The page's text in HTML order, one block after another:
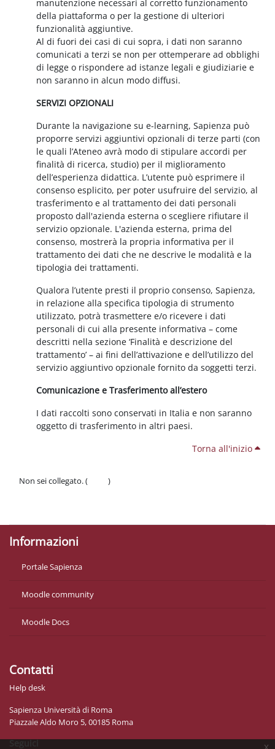
x
manutenzione necessari al corretto funzionamento
della piattaforma o per la gestione di ulteriori
funzionalità aggiuntive.
Al di fuori dei casi di cui sopra, i dati non saranno
comunicati a terzi se non per ottemperare ad obblighi
di legge o rispondere ad istanze legali e giudiziarie e
non saranno in alcun modo diffusi.
SERVIZI OPZIONALI
Durante la navigazione su e-learning, Sapienza può
proporre servizi aggiuntivi opzionali di terze parti (con
le quali l’Ateneo avrà modo di stipulare accordi per
finalità di ricerca, studio) per il miglioramento
dell’esperienza didattica. L’utente può esprimere il
consenso esplicito, per poter usufruire del servizio, al
trasferimento e al trattamento dei dati personali
proposto dall'azienda esterna o scegliere rifiutare il
servizio opzionale. L'azienda esterna, prima del
consenso, mostrerà la propria informativa per il
trattamento dei dati che ne descrive le modalità e la
tipologia dei trattamenti.
Qualora l’utente presti il proprio consenso, Sapienza,
in relazione alla specifica tipologia di strumento
utilizzato, potrà trasmettere e/o ricevere i dati
personali di cui alla presente informativa – come
descritti nella sezione ‘Finalità e descrizione del
trattamento’ – ai fini dell’attivazione e dell’utilizzo del
servizio aggiuntivo opzionale fornito da soggetti terzi.
Comunicazione e Trasferimento all’estero
I dati raccolti sono conservati in Italia e non saranno
oggetto di trasferimento in altri paesi.
Torna all'inizio
Non sei collegato. (
)
Informazioni
Portale Sapienza
Moodle community
Moodle Docs
Contatti
Help desk
Sapienza Università di Roma
Piazzale Aldo Moro 5, 00185 Roma
Seguici